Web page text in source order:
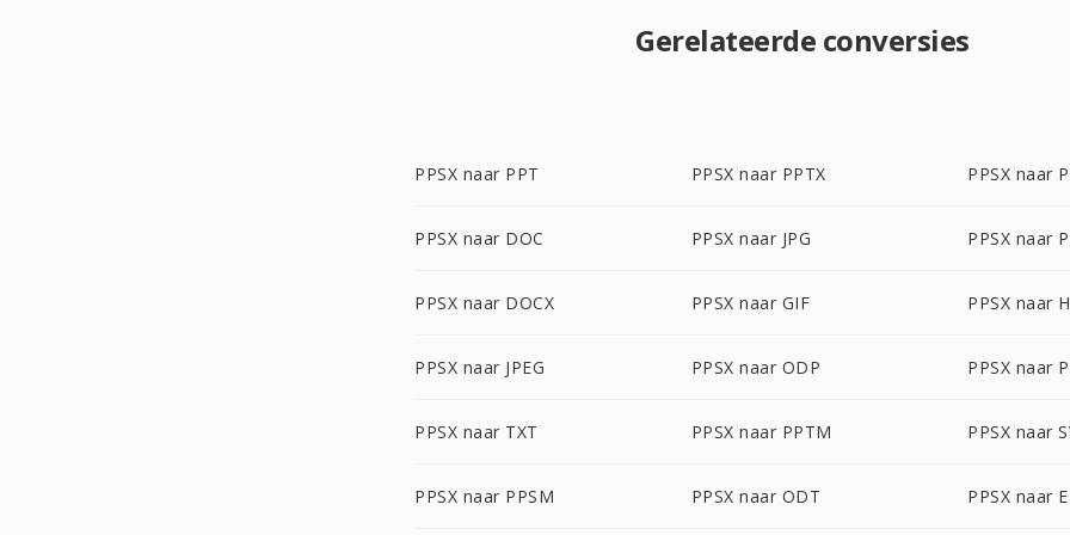
Gerelateerde conversies
PPSX naar PPT PPSX naar PPTX PPSX naar
PPSX naar DOC PPSX naar JPG PPSX naar
PPSX naar DOCX PPSX naar GIF PPSX naar
PPSX naar JPEG PPSX naar ODP PPSX naar
PPSX naar TXT PPSX naar PPTM PPSX naar
PPSX naar PPSM PPSX naar ODT PPSX naar